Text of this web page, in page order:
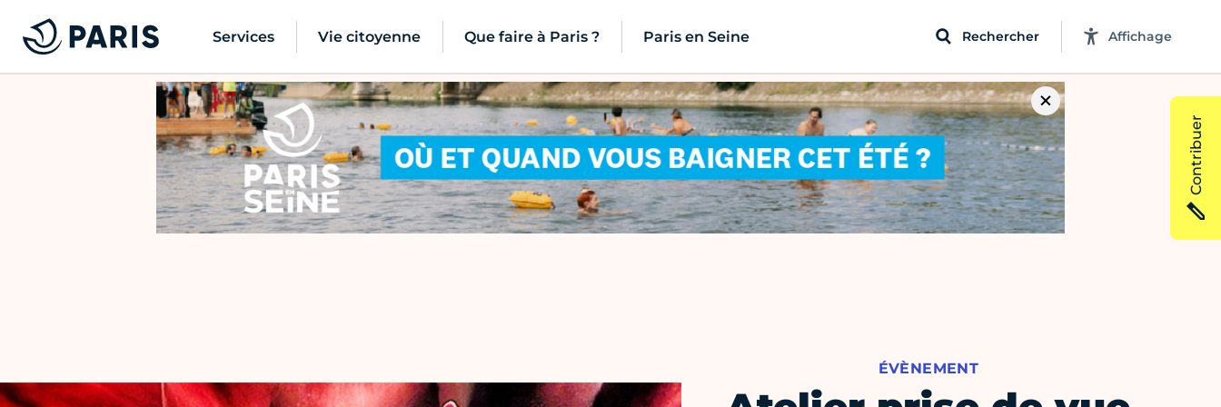
Services Vie citoyenne Que faire à Paris ? Paris en Seine Rechercher Affichage
ÉVÈNEMENT
Contribuer